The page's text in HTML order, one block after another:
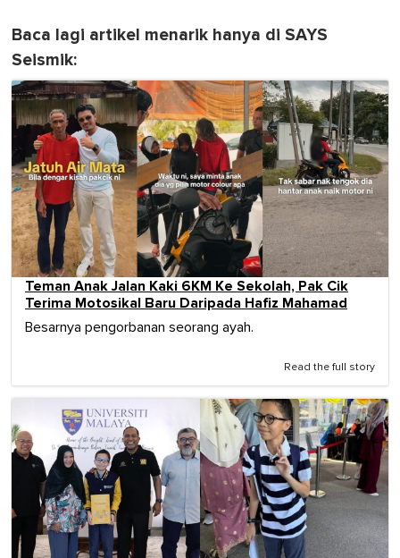
Baca lagi artikel menarik hanya di SAYS
Seismik:
Teman Anak Jalan Kaki 6KM Ke Sekolah, Pak Cik
Terima Motosikal Baru Daripada Hafiz Mahamad
Besarnya pengorbanan seorang ayah.
Read the full story